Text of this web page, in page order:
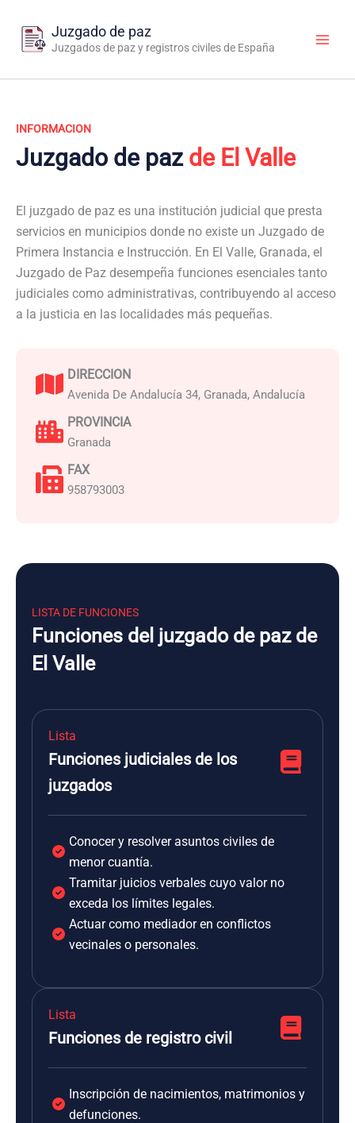
contenido
Juzgado de paz
Juzgados de paz y registros civiles de España
INFORMACION
Juzgado de paz de El Valle
El juzgado de paz es una institución judicial que presta
servicios en municipios donde no existe un Juzgado de
Primera Instancia e Instrucción. En El Valle, Granada, el
Juzgado de Paz desempeña funciones esenciales tanto
judiciales como administrativas, contribuyendo al acceso
a la justicia en las localidades más pequeñas.
DIRECCION
Avenida De Andalucía 34, Granada, Andalucía
PROVINCIA
Granada
FAX
958793003
LISTA DE FUNCIONES
Funciones del juzgado de paz de
El Valle
Lista
Funciones judiciales de los
juzgados
Conocer y resolver asuntos civiles de
menor cuantía.
Tramitar juicios verbales cuyo valor no
exceda los límites legales.
Actuar como mediador en conflictos
vecinales o personales.
Lista
Funciones de registro civil
Inscripción de nacimientos, matrimonios y
defunciones.